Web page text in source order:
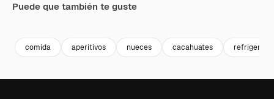
Puede que también te guste
comida aperitivos nueces cacahuates refrigerio